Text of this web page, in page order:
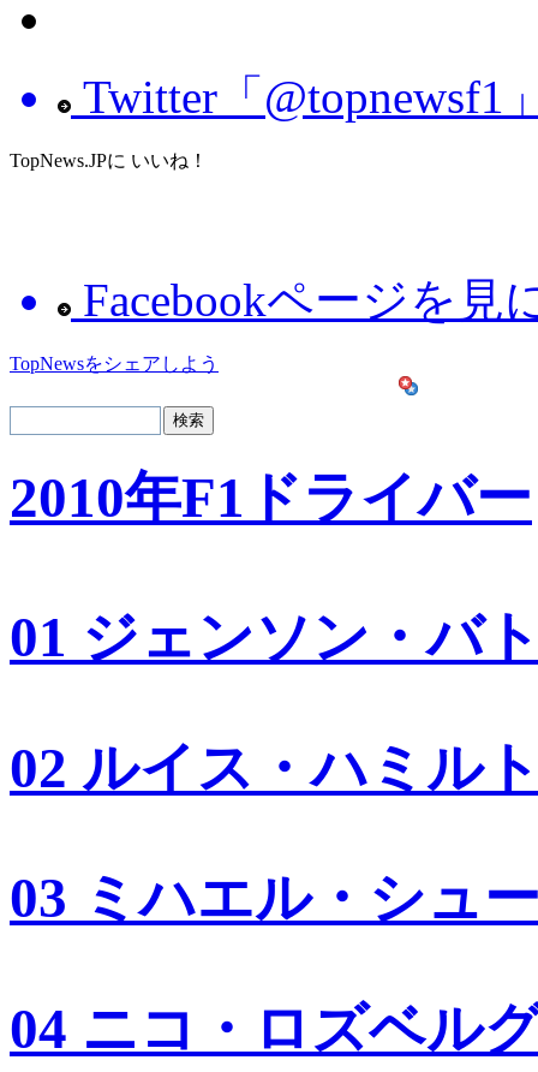
Twitter「@topnewsf1
TopNews.JPに いいね！
Facebookページを見
TopNewsをシェアしよう
2010年F1ドライバー
01 ジェンソン・バ
02 ルイス・ハミル
03 ミハエル・シュ
04 ニコ・ロズベル